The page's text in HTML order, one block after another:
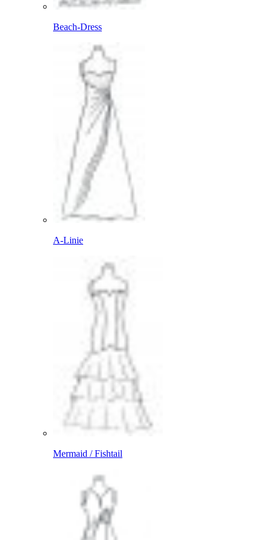
Beach-Dress
A-Linie
Mermaid / Fishtail